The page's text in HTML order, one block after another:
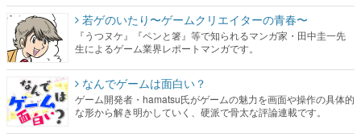
若ゲのいたり〜ゲームクリエイターの青春〜
『うつヌケ』『ペンと箸』等で知られるマンガ家・田中圭一先
生によるゲーム業界レポートマンガです。
なんでゲームは面白い？
ゲーム開発者・hamatsu氏がゲームの魅力を画面や操作の具体的
な形から解き明かしていく、硬派で骨太な評論連載です。